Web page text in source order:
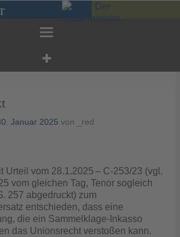
Januar 2025 von _red
Urteil vom 28.1.2025 – C-253/23 (vgl.
vom gleichen Tag, Tenor sogleich
257 abgedruckt) zum
entschieden, dass eine
die ein Sammelklage-Inkasso
das Unionsrecht verstoßen kann.